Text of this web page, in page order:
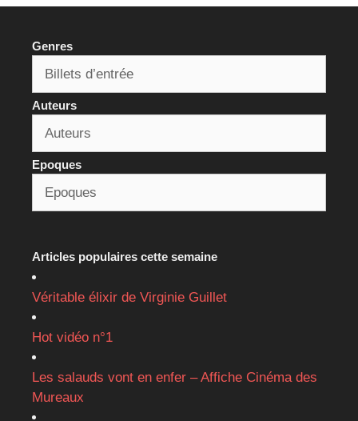
Genres
Auteurs
Epoques
Articles populaires cette semaine
Véritable élixir de Virginie Guillet
Hot vidéo n°1
Les salauds vont en enfer – Affiche Cinéma des
Mureaux